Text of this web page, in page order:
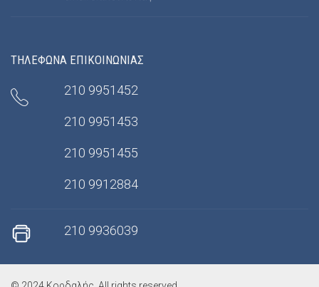
ΤΗΛΕΦΩΝΑ ΕΠΙΚΟΙΝΩΝΙΑΣ
210 9951452
210 9951453
210 9951455
210 9912884
210 9936039